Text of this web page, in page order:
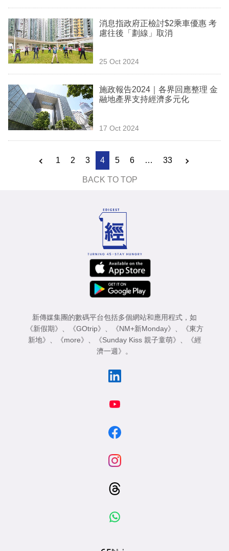
消息指政府正檢討$2乘車優惠 考
慮往後「劃線」取消
25 Oct 2024
施政報告2024｜各界回應整理 金
融地產界支持經濟多元化
17 Oct 2024
1 2 3 4 5 6 … 33
BACK TO TOP
新傳媒集團的數碼平台包括多個網站和應用程式，如
《新假期》 、 《GOtrip》 、 《NM+新Monday》 、
《東方
新地》 、 《more》 、 《Sunday Kiss 親子童萌》 、
《經
濟一週》 。